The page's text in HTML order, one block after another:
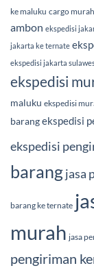
ke maluku cargo
ambon ekspedisi
jakarta ke ternate
ekspedisi jakarta
ekspedisi
maluku ekspedisi
barangekspedisi
ekspedisi
barangjasa
barang ke ternate
murah jasa
pengiriman